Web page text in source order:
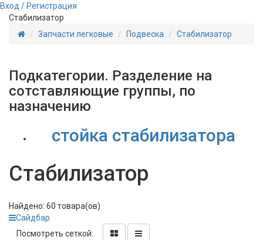
Вход / Регистрация
Стабилизатор
Запчасти легковые
Подвеска Стабилизатор
Подкатегории. Разделение на
сотставляющие группы, по
назначению
стойка стабилизатора
Стабилизатор
Найдено: 60 товара(ов)
Сайдбар
Посмотреть сеткой: